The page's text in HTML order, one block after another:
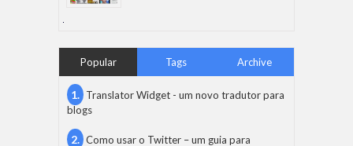
Popular Tags Archive
Translator Widget - um novo tradutor para
blogs
Como usar o Twitter – um guia para